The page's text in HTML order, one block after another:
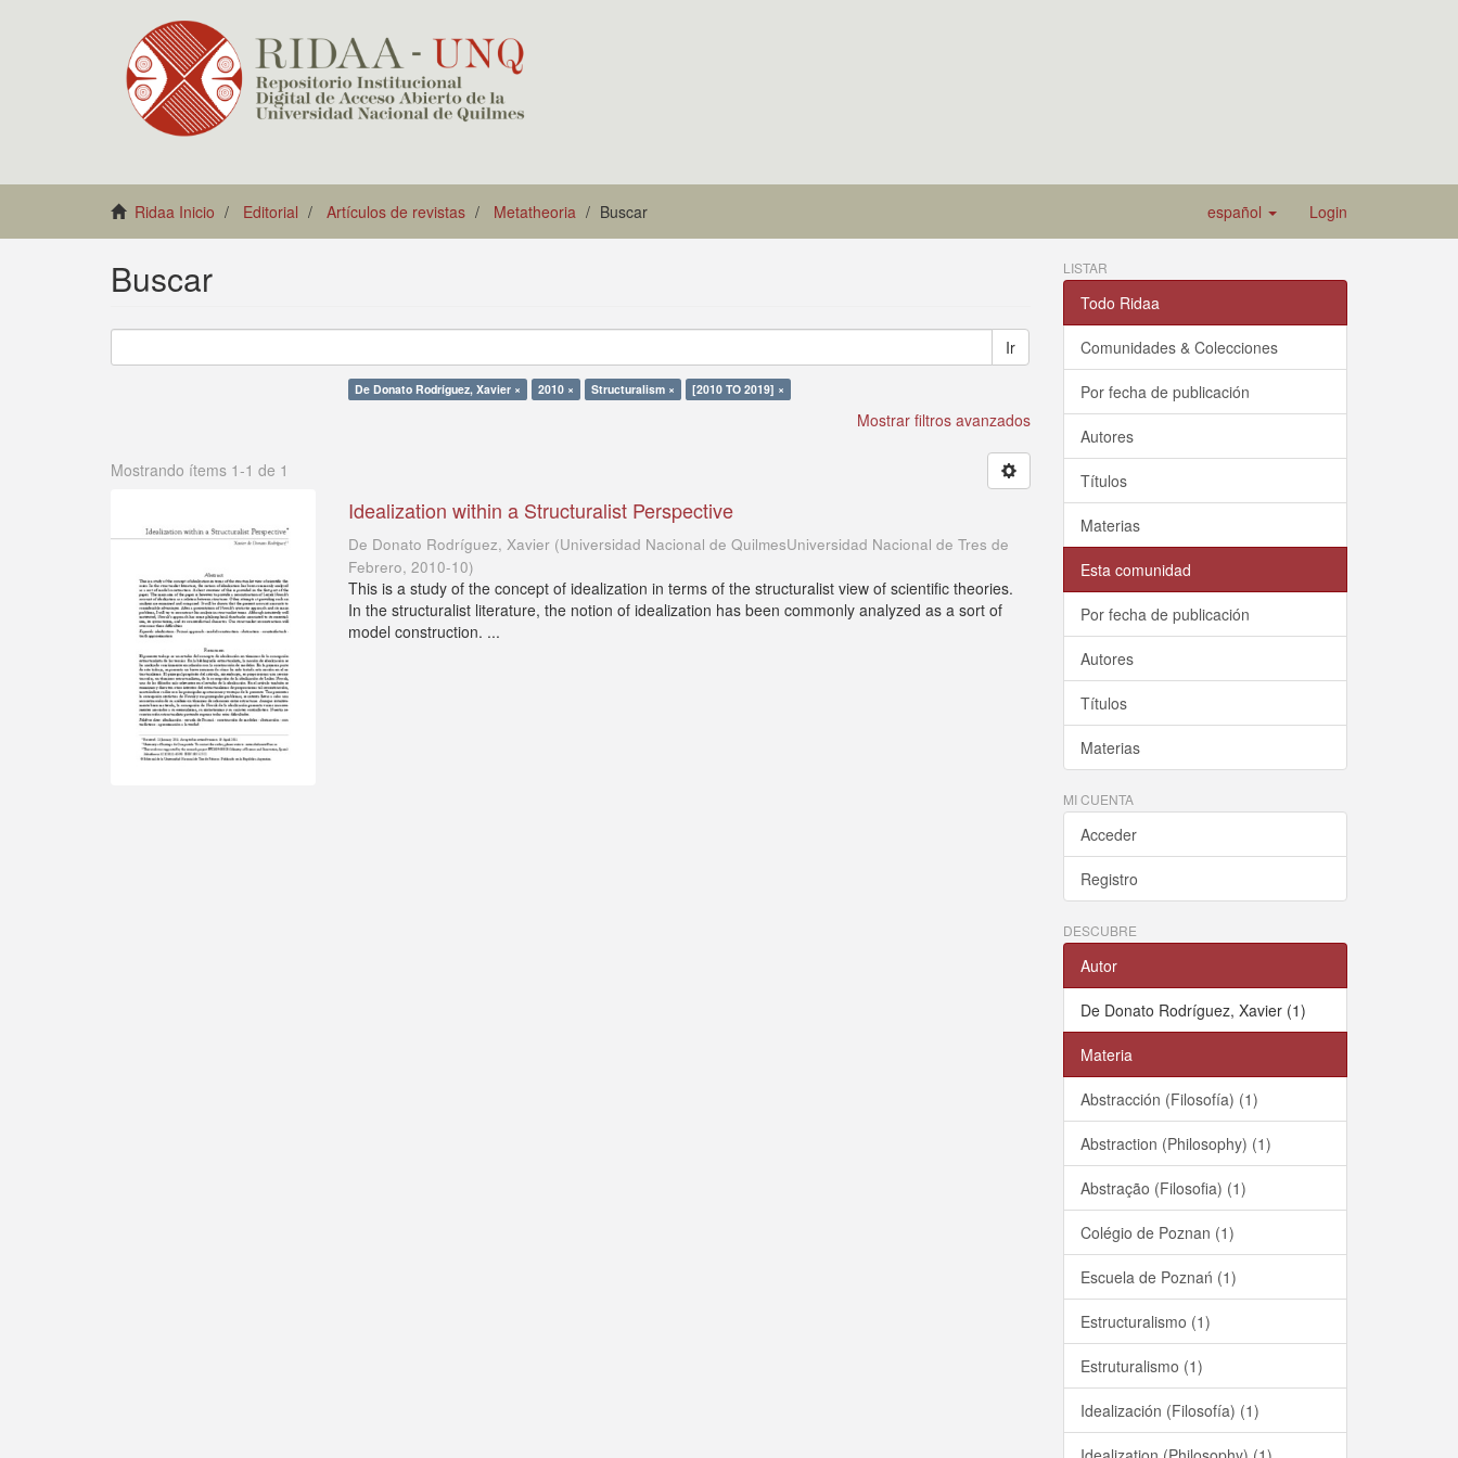
Ridaa Inicio Editorial Artículos de revistas Metatheoria Buscar español Login
Buscar
Ir
De Donato Rodríguez, Xavier × 2010 × Structuralism × [2010 TO 2019] ×
Mostrar filtros avanzados
Mostrando ítems 1-1 de 1
Idealization within a Structuralist Perspective
De Donato Rodríguez, Xavier (Universidad Nacional de QuilmesUniversidad Nacional de Tres de
Febrero,2010-10)
This is a study of the concept of idealization in terms of the structuralist view of scientific theories.
In the structuralist literature, the notion of idealization has been commonly analyzed as a sort of
model construction. ...
LISTAR
Todo Ridaa
Comunidades & Colecciones
Por fecha de publicación
Autores
Títulos
Materias
Esta comunidad
Por fecha de publicación
Autores
Títulos
Materias
MI CUENTA
Acceder
Registro
DESCUBRE
Autor
De Donato Rodríguez, Xavier (1)
Materia
Abstracción (Filosofía) (1)
Abstraction (Philosophy) (1)
Abstração (Filosofia) (1)
Colégio de Poznan (1)
Escuela de Poznań (1)
Estructuralismo (1)
Estruturalismo (1)
Idealización (Filosofía) (1)